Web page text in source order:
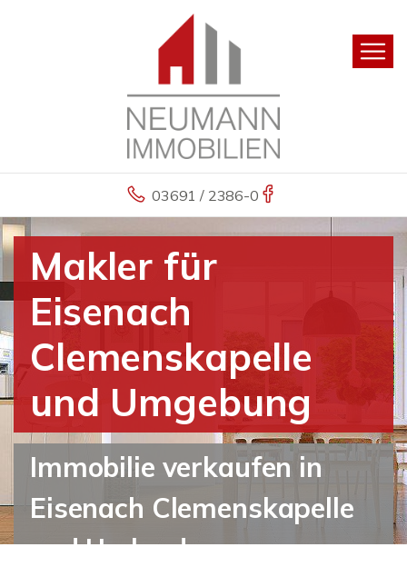
03691 / 2386-0
Makler für
Eisenach
Clemenskapelle
und Umgebung
Immobilie verkaufen in
Eisenach Clemenskapelle
und Umland